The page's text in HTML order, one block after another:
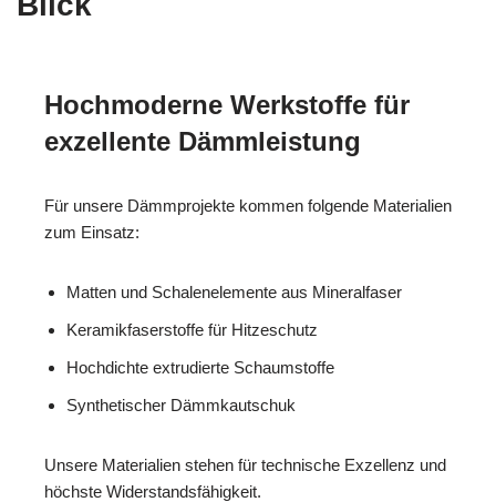
Hochmoderne Werkstoffe für
exzellente Dämmleistung
Für unsere Dämmprojekte kommen folgende Materialien
zum Einsatz:
Matten und Schalenelemente aus Mineralfaser
Keramikfaserstoffe für Hitzeschutz
Hochdichte extrudierte Schaumstoffe
Synthetischer Dämmkautschuk
Unsere Materialien stehen für technische Exzellenz und
höchste Widerstandsfähigkeit.